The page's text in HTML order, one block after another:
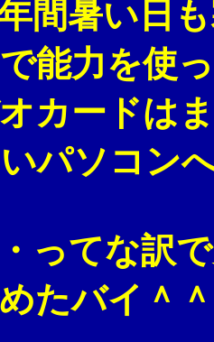
い日も寒
能力を使
ドはまだ
パソコン
な訳で先
たバイ＾